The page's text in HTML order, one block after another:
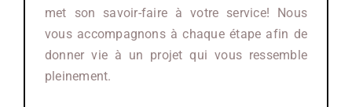
met son savoir-faire à votre service! Nous
vous accompagnons à chaque étape afin de
donner vie à un projet qui vous ressemble
pleinement.